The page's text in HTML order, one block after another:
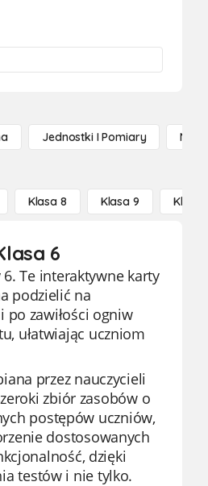
Jednostki I Pomiary
Klasa 8 Klasa 9 Klasa
6
Te interaktywne karty
podzielić na
po zawiłości ogniw
ułatwiając uczniom
przez nauczycieli
zbiór zasobów o
postępów uczniów,
dostosowanych
dzięki
testów i nie tylko.